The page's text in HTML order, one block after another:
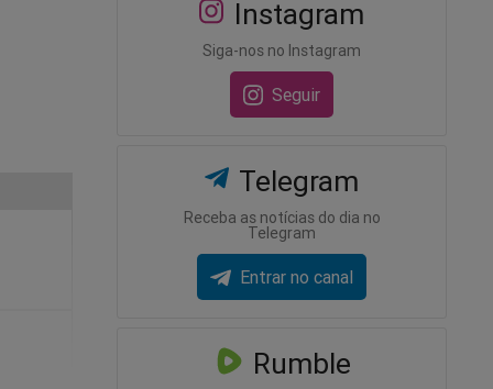
Instagram
Siga-nos no Instagram
Seguir
Telegram
Receba as notícias do dia no
Telegram
Entrar no canal
Rumble